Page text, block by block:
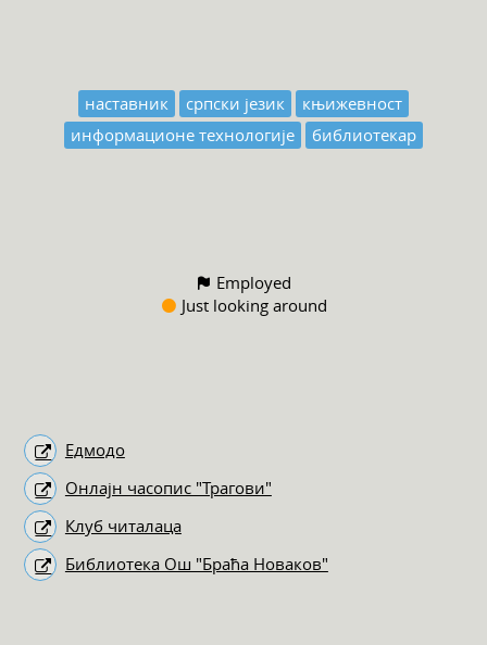
наставник српски језик
књижевност
информационе технологије
библиотекар
Employed
Just looking around
Едмодо
Онлајн часопис "Трагови"
Клуб читалаца
Библиотека Ош "Браћа Новаков"